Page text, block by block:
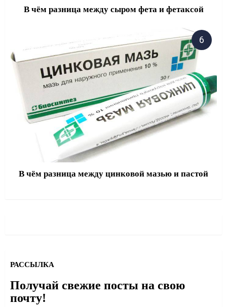
В чём разница между сыром фета и фетаксой
В чём разница между цинковой мазью и пастой
РАССЫЛКА
Получай свежие посты на свою
почту!